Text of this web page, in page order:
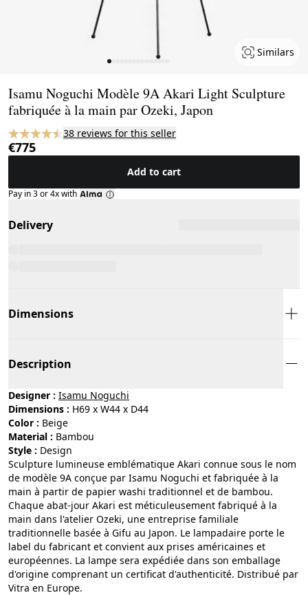
Similars
Isamu Noguchi Modèle 9A Akari Light Sculpture
fabriquée à la main par Ozeki, Japon
38 reviews for this seller
€775
Add to cart
Pay in 3 or 4x with
Delivery
Dimensions
Description
Designer : Isamu Noguchi
Dimensions : H69 x W44 x D44
Color :
beige
Material :
bambou
Style :
design
Sculpture lumineuse emblématique Akari connue sous le nom
de modèle 9A conçue par Isamu Noguchi et fabriquée à la
main à partir de papier washi traditionnel et de bambou.
Chaque abat-jour Akari est méticuleusement fabriqué à la
main dans l'atelier Ozeki, une entreprise familiale
traditionnelle basée à Gifu au Japon. Le lampadaire porte le
label du fabricant et convient aux prises américaines et
européennes. La lampe sera expédiée dans son emballage
d'origine comprenant un certificat d'authenticité. Distribué par
Vitra en Europe.